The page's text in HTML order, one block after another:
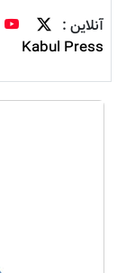
آنلاین :
Kabul Press